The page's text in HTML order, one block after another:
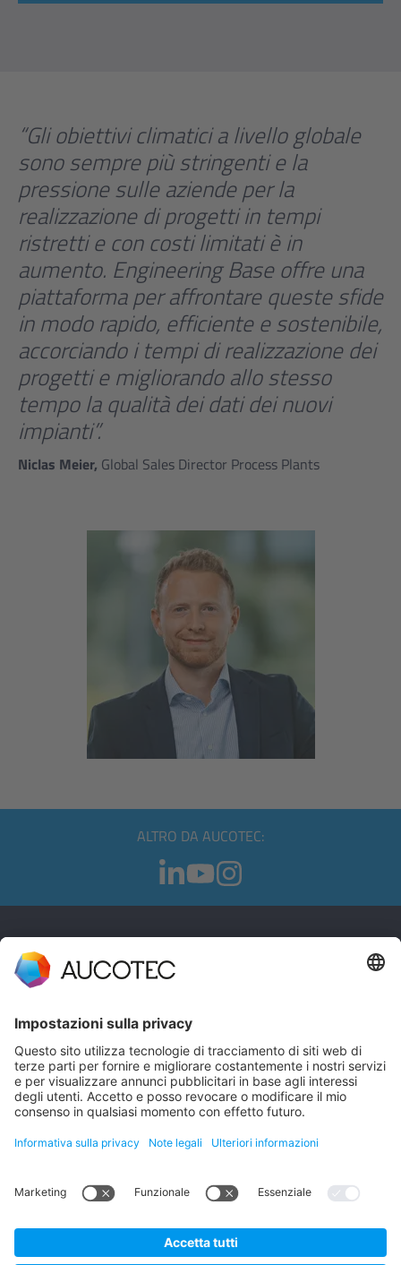
“Gli obiettivi climatici a livello globale
sono sempre più stringenti e la
pressione sulle aziende per la
realizzazione di progetti in tempi
ristretti e con costi limitati è in
aumento. Engineering Base offre una
piattaforma per affrontare queste sfide
in modo rapido, efficiente e sostenibile,
accorciando i tempi di realizzazione dei
progetti e migliorando allo stesso
tempo la qualità dei dati dei nuovi
impianti”.
Niclas Meier, Global Sales Director Process Plants
ALTRO DA AUCOTEC:
CONTATTI
Telefono +49 511 6103 0
AUCOTEC AG
30916 Isernhagen
Protezione dei dati